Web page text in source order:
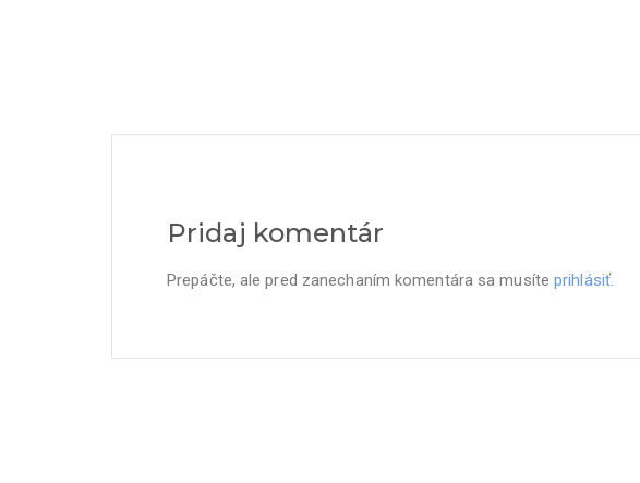
Pridaj komentár
Prepáčte, ale pred zanechaním komentára sa musíteprihlásiť.